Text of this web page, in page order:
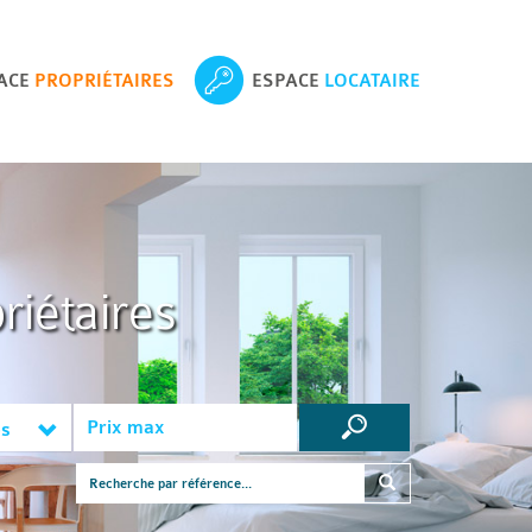
PROPRIÉTAIRES ESPACE LOCATAIRE